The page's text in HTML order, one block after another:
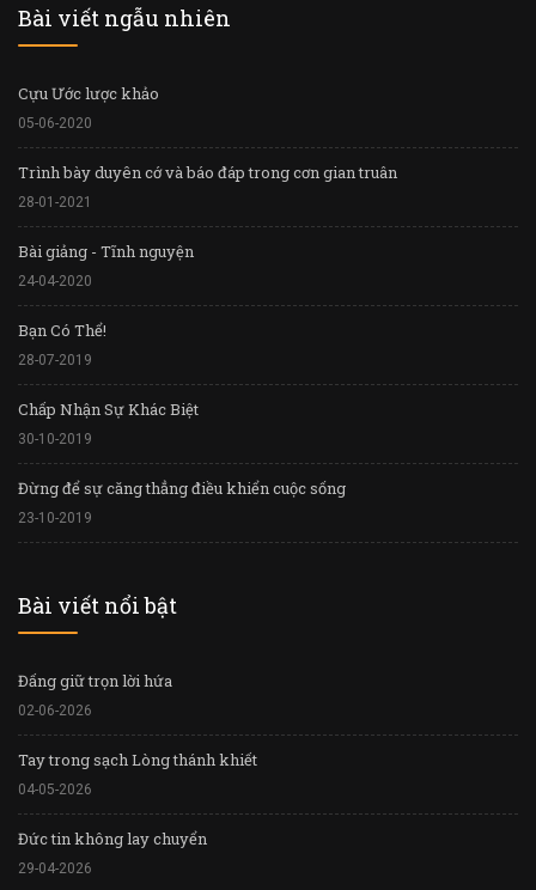
Bài viết ngẫu nhiên
Cựu Ước lược khảo
05-06-2020
Trình bày duyên cớ và báo đáp trong cơn gian truân
28-01-2021
Bài giảng - Tĩnh nguyện
24-04-2020
Bạn Có Thể!
28-07-2019
Chấp Nhận Sự Khác Biệt
30-10-2019
Đừng để sự căng thẳng điều khiển cuộc sống
23-10-2019
Bài viết nổi bật
Đấng giữ trọn lời hứa
02-06-2026
Tay trong sạch Lòng thánh khiết
04-05-2026
Đức tin không lay chuyển
29-04-2026